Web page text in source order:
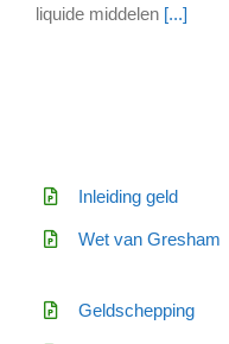
liquide middelen [...]
Inleiding geld
Wet van Gresham
Geldschepping